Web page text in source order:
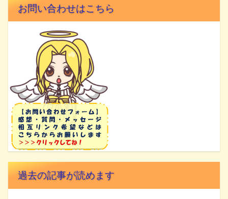
お問い合わせはこちら
過去の記事が読めます